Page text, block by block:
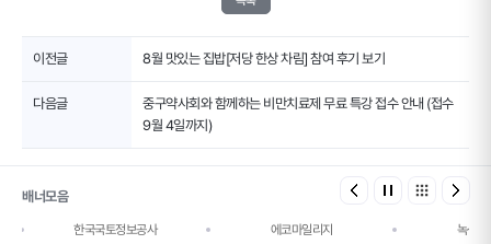
이전글 8월 맛있는 집밥[저당 한상 차림] 참여 후기 보기
다음글
중구약사회와 함께하는 비만치료제 무료 특강 접수 안내 (접수
9월 4일까지)
배너모음
한국국토정보공사 에코마일리지 녹색건